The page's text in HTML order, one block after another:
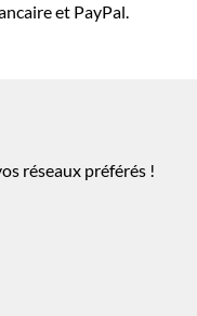
et PayPal.
réseaux préférés !